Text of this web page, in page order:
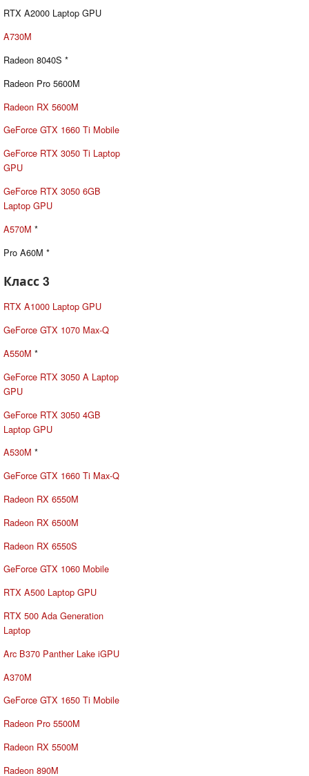
RTX A2000 Laptop GPU
A730M
Radeon 8040S *
Radeon Pro 5600M
Radeon RX 5600M
GeForce GTX 1660 Ti Mobile
GeForce RTX 3050 Ti Laptop
GPU
GeForce RTX 3050 6GB
Laptop GPU
A570M *
Pro A60M *
Класс 3
RTX A1000 Laptop GPU
GeForce GTX 1070 Max-Q
A550M *
GeForce RTX 3050 A Laptop
GPU
GeForce RTX 3050 4GB
Laptop GPU
A530M *
GeForce GTX 1660 Ti Max-Q
Radeon RX 6550M
Radeon RX 6500M
Radeon RX 6550S
GeForce GTX 1060 Mobile
RTX A500 Laptop GPU
RTX 500 Ada Generation
Laptop
Arc B370 Panther Lake iGPU
A370M
GeForce GTX 1650 Ti Mobile
Radeon Pro 5500M
Radeon RX 5500M
Radeon 890M